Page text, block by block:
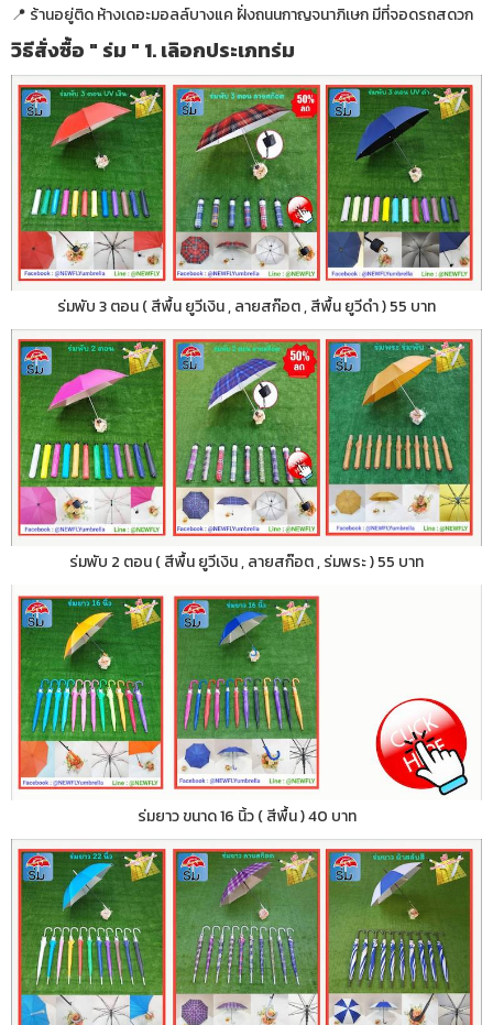
📍 ร้านอยู่ติด ห้างเดอะมอลล์บางแค ฝั่งถนนกาญจนาภิเษก มีที่จอดรถสดวก
วิธีสั่งซื้อ " ร่ม " 1. เลิอกประเภทร่ม
ร่มพับ 3 ตอน ( สีพื้น ยูวีเงิน , ลายสก๊อต , สีพื้น ยูวีดำ ) 55 บาท
ร่มพับ 2 ตอน ( สีพื้น ยูวีเงิน , ลายสก๊อต , ร่มพระ ) 55 บาท
ร่มยาว ขนาด 16 นิ้ว ( สีพื้น ) 40 บาท